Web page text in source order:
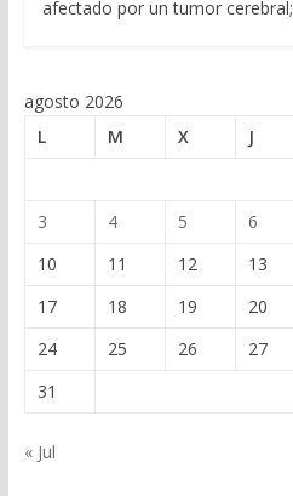
afectado por un tumor cerebral;
agosto 2026
L
M X J
3
4 5 6
10
11 12 13
17
18 19 20
24
25 26 27
31
« Jul